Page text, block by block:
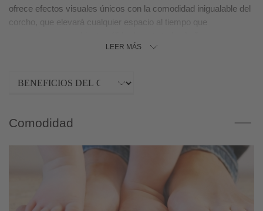
ofrece efectos visuales únicos con la comodidad inigualable del
corcho, que elevará cualquier espacio al tiempo que
LEER MÁS
Comodidad